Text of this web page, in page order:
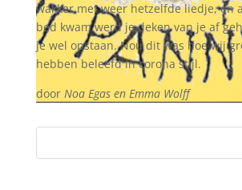
wakker met weer hetzelfde liedje, en
bed kwam werd je deken van je af
je wel opstaan. Nou dit was hoe wij
hebben beleefd in corona stijl.
door Noa Egas en Emma Wolff